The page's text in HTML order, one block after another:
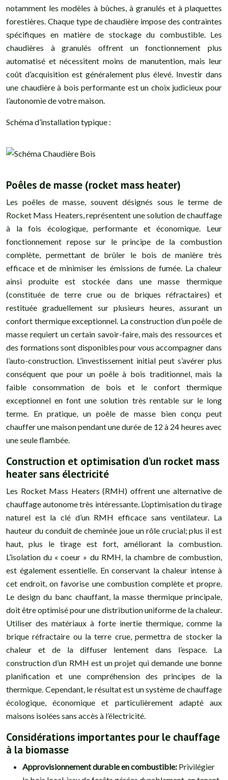
notamment les modèles à bûches, à granulés et à plaquettes
forestières. Chaque type de chaudière impose des contraintes
spécifiques en matière de stockage du combustible. Les
chaudières à granulés offrent un fonctionnement plus
automatisé et nécessitent moins de manutention, mais leur
coût d’acquisition est généralement plus élevé. Investir dans
une chaudière à bois performante est un choix judicieux pour
l’autonomie de votre maison.
Schéma d’installation typique :
Poêles de masse (rocket mass heater)
Les poêles de masse, souvent désignés sous le terme de
Rocket Mass Heaters, représentent une solution de chauffage
à la fois écologique, performante et économique. Leur
fonctionnement repose sur le principe de la combustion
complète, permettant de brûler le bois de manière très
efficace et de minimiser les émissions de fumée. La chaleur
ainsi produite est stockée dans une masse thermique
(constituée de terre crue ou de briques réfractaires) et
restituée graduellement sur plusieurs heures, assurant un
confort thermique exceptionnel. La construction d’un poêle de
masse requiert un certain savoir-faire, mais des ressources et
des formations sont disponibles pour vous accompagner dans
l’auto-construction. L’investissement initial peut s’avérer plus
conséquent que pour un poêle à bois traditionnel, mais la
faible consommation de bois et le confort thermique
exceptionnel en font une solution très rentable sur le long
terme. En pratique, un poêle de masse bien conçu peut
chauffer une maison pendant une durée de 12 à 24 heures avec
une seule flambée.
Construction et optimisation d’un rocket mass
heater sans électricité
Les Rocket Mass Heaters (RMH) offrent une alternative de
chauffage autonome très intéressante. L’optimisation du tirage
naturel est la clé d’un RMH efficace sans ventilateur. La
hauteur du conduit de cheminée joue un rôle crucial; plus il est
haut, plus le tirage est fort, améliorant la combustion.
L’isolation du « coeur » du RMH, la chambre de combustion,
est également essentielle. En conservant la chaleur intense à
cet endroit, on favorise une combustion complète et propre.
Le design du banc chauffant, la masse thermique principale,
doit être optimisé pour une distribution uniforme de la chaleur.
Utiliser des matériaux à forte inertie thermique, comme la
brique réfractaire ou la terre crue, permettra de stocker la
chaleur et de la diffuser lentement dans l’espace. La
construction d’un RMH est un projet qui demande une bonne
planification et une compréhension des principes de la
thermique. Cependant, le résultat est un système de chauffage
écologique, économique et particulièrement adapté aux
maisons isolées sans accès à l’électricité.
Considérations importantes pour le chauffage
à la biomasse
Approvisionnement durable en combustible: Privilégier